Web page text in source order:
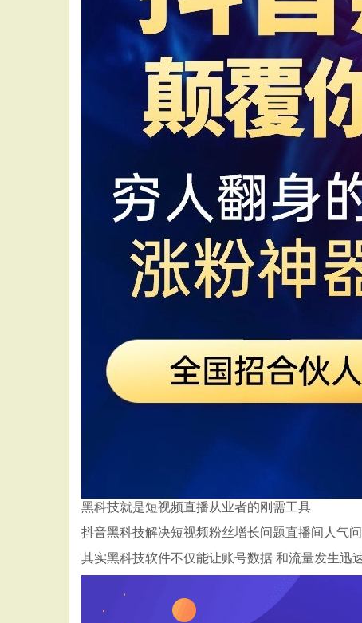
黑科技就是短视频直播从业者的刚需工具
抖音黑科技解决短视频粉丝增长问题直播间人气
其实黑科技软件不仅能让账号数据 和流量发生迅